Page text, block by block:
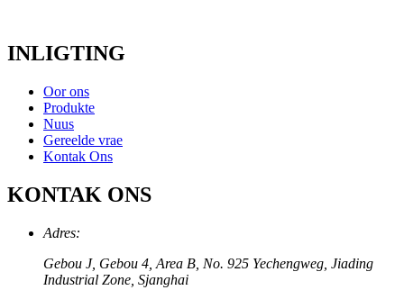
INLIGTING
Oor ons
Produkte
Nuus
Gereelde vrae
Kontak Ons
KONTAK ONS
Adres:
Gebou J, Gebou 4, Area B, No. 925 Yechengweg, Jiading
Industrial Zone, Sjanghai